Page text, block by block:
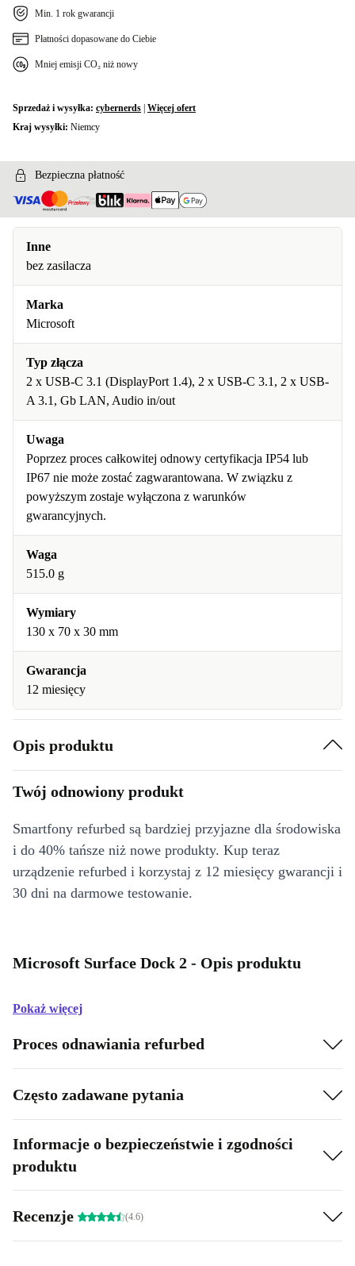
Min. 1 rok gwarancji
Płatności dopasowane do Ciebie
Mniej emisji CO₂ niż nowy
Sprzedaż i wysyłka: cybernerds Więcej ofert
Kraj wysyłki: Niemcy
Bezpieczna płatność
Inne
bez zasilacza
Marka
Microsoft
Typ złącza
2 x USB-C 3.1 (DisplayPort 1.4), 2 x USB-C 3.1, 2 x USB-
A 3.1, Gb LAN, Audio in/out
Uwaga
Poprzez proces całkowitej odnowy certyfikacja IP54 lub
IP67 nie może zostać zagwarantowana. W związku z
powyższym zostaje wyłączona z warunków
gwarancyjnych.
Waga
515.0 g
Wymiary
130 x 70 x 30 mm
Gwarancja
12 miesięcy
Opis produktu
Twój odnowiony produkt
Smartfony refurbed są bardziej przyjazne dla środowiska
i do 40% tańsze niż nowe produkty. Kup teraz
urządzenie refurbed i korzystaj z 12 miesięcy gwarancji i
30 dni na darmowe testowanie.
Microsoft Surface Dock 2 - Opis produktu
Pokaż więcej
Proces odnawiania refurbed
Często zadawane pytania
Informacje o bezpieczeństwie i zgodności
produktu
Recenzje (4.6)